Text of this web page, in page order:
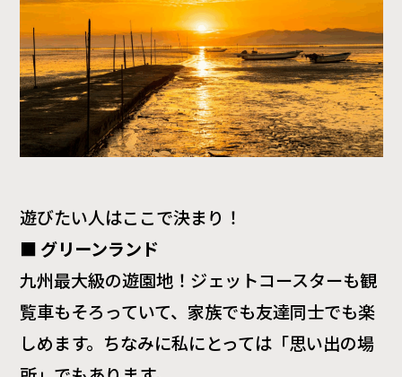
遊びたい人はここで決まり！
■ グリーンランド
九州最大級の遊園地！ジェットコースターも観
覧車もそろっていて、家族でも友達同士でも楽
しめます。ちなみに私にとっては「思い出の場